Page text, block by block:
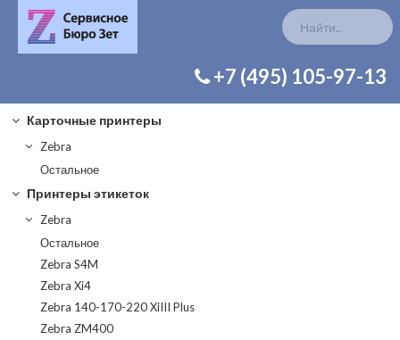
+7 (495) 105-97-13
Карточные принтеры
Zebra
Остальное
Принтеры этикеток
Zebra
Остальное
Zebra S4M
Zebra Xi4
Zebra 140-170-220 XiIII Plus
Zebra ZM400